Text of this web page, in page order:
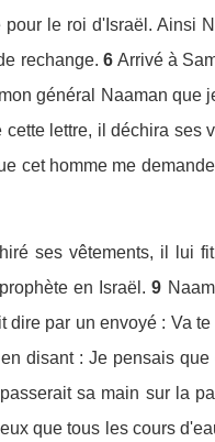
le roi d'Israël. Ainsi
rechange. 6 Arrivé à
général Naaman que
lettre, il déchira ses
cet homme me
ses vêtements, il lui
en Israël. 9
dire par un envoyé : Va
disant : Je pensais
sa main sur la
que tous les cours